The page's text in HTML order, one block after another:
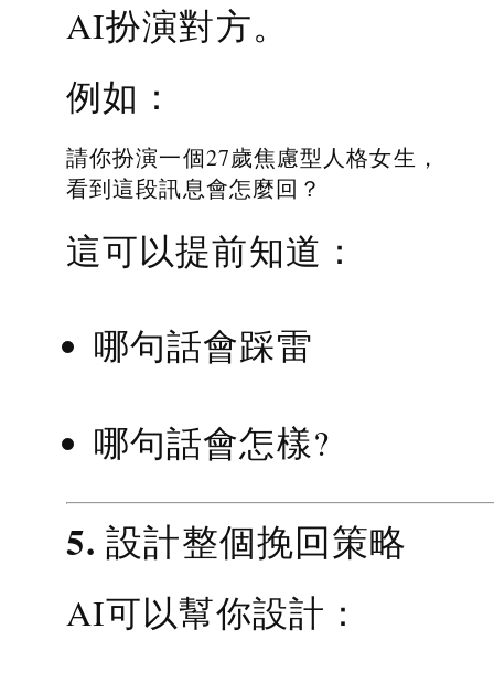
AI扮演對方。
例如：
請你扮演一個27歲焦慮型人格女生，
看到這段訊息會怎麼回？
這可以提前知道：
哪句話會踩雷
哪句話會怎樣?
5. 設計整個挽回策略
AI可以幫你設計：